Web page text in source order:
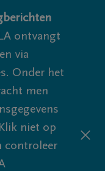
ontvangt
via
Onder het
men
niet op
controleer